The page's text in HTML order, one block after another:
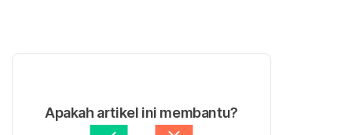
Apakah artikel ini membantu?